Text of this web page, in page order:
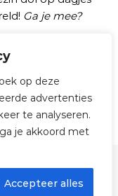
op deze
advertenties
te analyseren.
je akkoord met
Accepteer alles
Ga je mee?
Themes